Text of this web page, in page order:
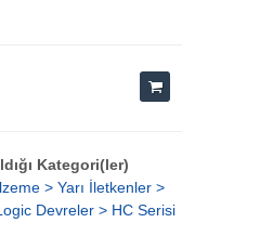
Kategori(ler)
> Yarı İletkenler >
Devreler > HC Serisi